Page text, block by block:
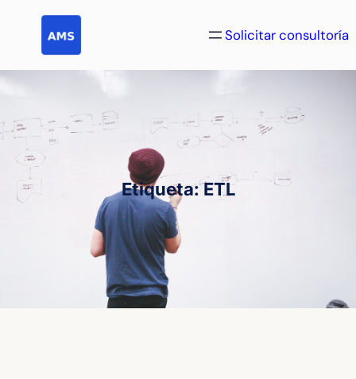
contenido
Solicitar consultoría
Etiqueta:ETL